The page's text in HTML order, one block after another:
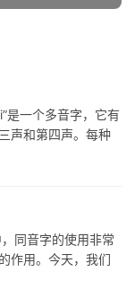
一个多音字，它有
声和第四声。每种
音字的使用非常
作用。今天，我们